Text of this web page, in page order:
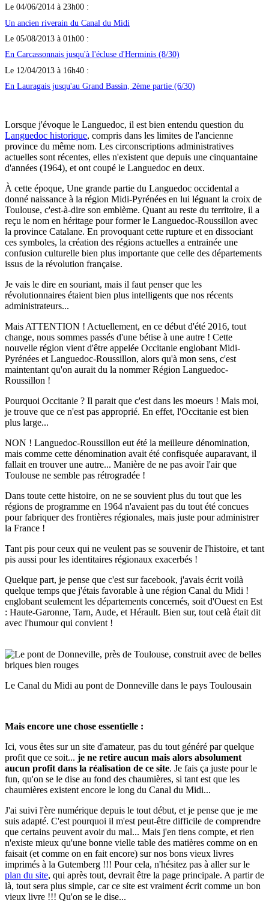
Le 04/06/2014 à 23h00 :
Un ancien riverain du Canal du Midi
Le 05/08/2013 à 01h00 :
En Carcassonnais jusqu'à l'écluse d'Herminis (8/30)
Le 12/04/2013 à 16h40 :
En Lauragais jusqu'au Grand Bassin, 2ème partie (6/30)
Lorsque j'évoque le Languedoc, il est bien entendu question du
Languedoc historique, compris dans les limites de l'ancienne
province du même nom. Les circonscriptions administratives
actuelles sont récentes, elles n'existent que depuis une cinquantaine
d'années (1964), et ont coupé le Languedoc en deux.
À cette époque, Une grande partie du Languedoc occidental a
donné naissance à la région Midi-Pyrénées en lui léguant la croix de
Toulouse, c'est-à-dire son emblème. Quant au reste du territoire, il a
reçu le nom en héritage pour former le Languedoc-Roussillon avec
la province Catalane. En provoquant cette rupture et en dissociant
ces symboles, la création des régions actuelles a entrainée une
confusion culturelle bien plus importante que celle des départements
issus de la révolution française.
Je vais le dire en souriant, mais il faut penser que les
révolutionnaires étaient bien plus intelligents que nos récents
administrateurs...
Mais ATTENTION ! Actuellement, en ce début d'été 2016, tout
change, nous sommes passés d'une bétise à une autre ! Cette
nouvelle région vient d'être appelée Occitanie englobant Midi-
Pyrénées et Languedoc-Roussillon, alors qu'à mon sens, c'est
maintentant qu'on aurait du la nommer Région Languedoc-
Roussillon !
Pourquoi Occitanie ? Il parait que c'est dans les moeurs ! Mais moi,
je trouve que ce n'est pas approprié. En effet, l'Occitanie est bien
plus large...
NON ! Languedoc-Roussillon eut été la meilleure dénomination,
mais comme cette dénomination avait été confisquée auparavant, il
fallait en trouver une autre... Manière de ne pas avoir l'air que
Toulouse ne semble pas rétrogradée !
Dans toute cette histoire, on ne se souvient plus du tout que les
régions de programme en 1964 n'avaient pas du tout été concues
pour fabriquer des frontières régionales, mais juste pour administrer
la France !
Tant pis pour ceux qui ne veulent pas se souvenir de l'histoire, et tant
pis aussi pour les identitaires régionaux exacerbés !
Quelque part, je pense que c'est sur facebook, j'avais écrit voilà
quelque temps que j'étais favorable à une région Canal du Midi !
englobant seulement les départements concernés, soit d'Ouest en Est
: Haute-Garonne, Tarn, Aude, et Hérault. Bien sur, tout celà était dit
avec l'humour qui convient !
Le Canal du Midi au pont de Donneville dans le pays Toulousain
Mais encore une chose essentielle :
Ici, vous êtes sur un site d'amateur, pas du tout généré par quelque
profit que ce soit... je ne retire aucun mais alors absolument
aucun profit dans la réalisation de ce site. Je fais ça juste pour le
fun, qu'on se le dise au fond des chaumières, si tant est que les
chaumières existent encore le long du Canal du Midi...
J'ai suivi l'ère numérique depuis le tout début, et je pense que je me
suis adapté. C'est pourquoi il m'est peut-être difficile de comprendre
que certains peuvent avoir du mal... Mais j'en tiens compte, et rien
n'existe mieux qu'une bonne vielle table des matières comme on en
faisait (et comme on en fait encore) sur nos bons vieux livres
imprimés à la Gutemberg !!! Pour cela, n'hésitez pas à aller sur le
plan du site, qui après tout, devrait être la page principale. A partir de
là, tout sera plus simple, car ce site est vraiment écrit comme un bon
vieux livre !!! Qu'on se le dise...